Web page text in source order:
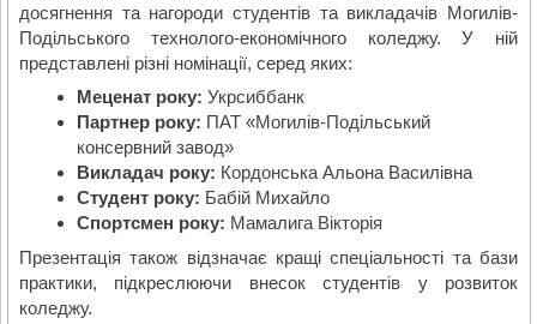
досягнення та нагороди студентів та викладачів Могилів-
Подільського технолого-економічного коледжу. У ній
представлені різні номінації, серед яких:
Меценат року: Укрсиббанк
Партнер року: ПАТ «Могилів-Подільський
консервний завод»
Викладач року: Кордонська Альона Василівна
Студент року: Бабій Михайло
Спортсмен року: Мамалига Вікторія
Презентація також відзначає кращі спеціальності та бази
практики, підкреслюючи внесок студентів у розвиток
коледжу.